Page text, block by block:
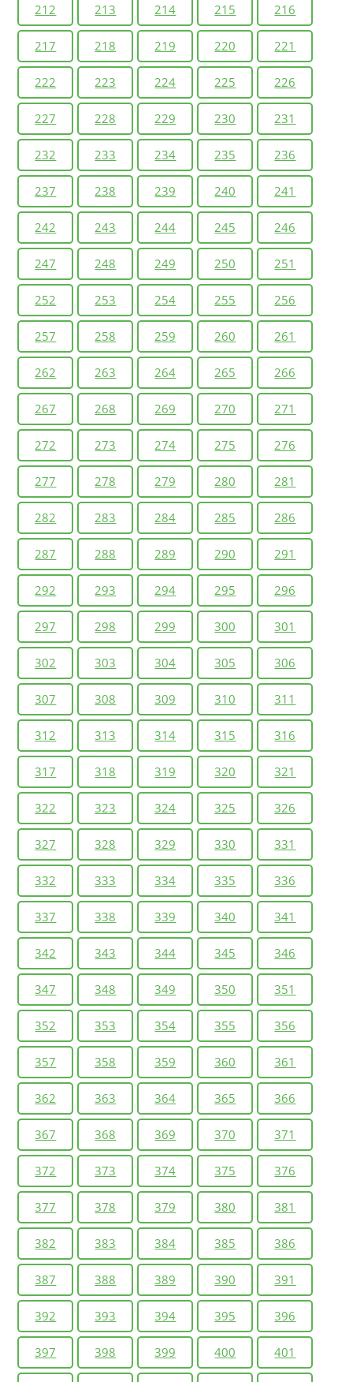
212 213 214 215 216
217 218 219 220 221
222 223 224 225 226
227 228 229 230 231
232 233 234 235 236
237 238 239 240 241
242 243 244 245 246
247 248 249 250 251
252 253 254 255 256
257 258 259 260 261
262 263 264 265 266
267 268 269 270 271
272 273 274 275 276
277 278 279 280 281
282 283 284 285 286
287 288 289 290 291
292 293 294 295 296
297 298 299 300 301
302 303 304 305 306
307 308 309 310 311
312 313 314 315 316
317 318 319 320 321
322 323 324 325 326
327 328 329 330 331
332 333 334 335 336
337 338 339 340 341
342 343 344 345 346
347 348 349 350 351
352 353 354 355 356
357 358 359 360 361
362 363 364 365 366
367 368 369 370 371
372 373 374 375 376
377 378 379 380 381
382 383 384 385 386
387 388 389 390 391
392 393 394 395 396
397 398 399 400 401